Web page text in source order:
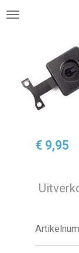
Ga
hoofdinhoud
€ 9,95